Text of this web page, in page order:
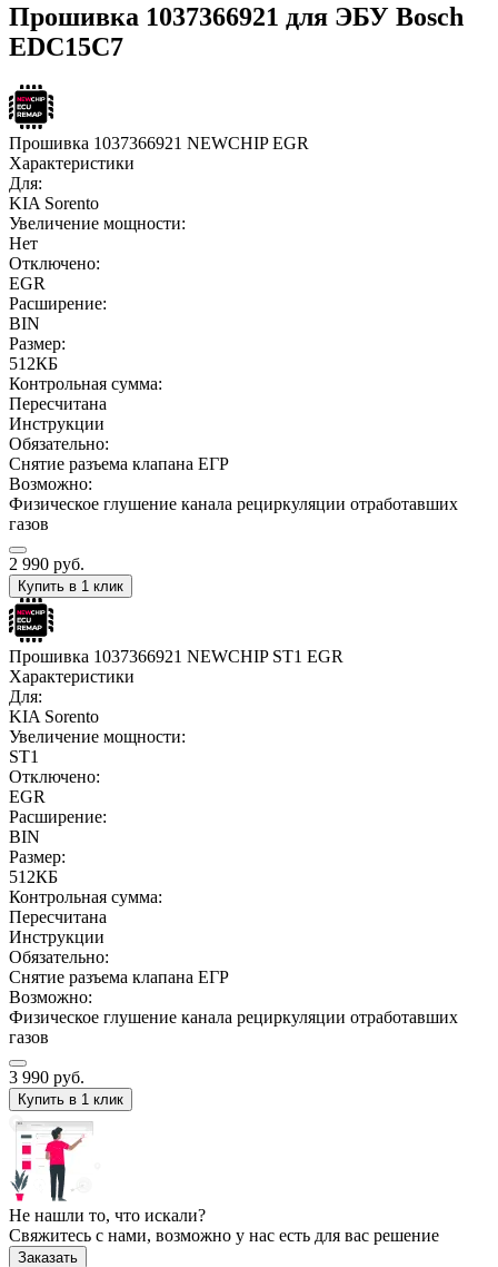
Прошивка 1037366921 для ЭБУ Bosch
EDC15C7
Прошивка 1037366921 NEWCHIP EGR
Характеристики
Для:
KIA Sorento
Увеличение мощности:
Нет
Отключено:
EGR
Расширение:
BIN
Размер:
512КБ
Контрольная сумма:
Пересчитана
Инструкции
Обязательно:
Снятие разъема клапана ЕГР
Возможно:
Физическое глушение канала рециркуляции отработавших
газов
2 990 руб.
Купить в 1 клик
Прошивка 1037366921 NEWCHIP ST1 EGR
Характеристики
Для:
KIA Sorento
Увеличение мощности:
ST1
Отключено:
EGR
Расширение:
BIN
Размер:
512КБ
Контрольная сумма:
Пересчитана
Инструкции
Обязательно:
Снятие разъема клапана ЕГР
Возможно:
Физическое глушение канала рециркуляции отработавших
газов
3 990 руб.
Купить в 1 клик
Не нашли то, что искали?
Свяжитесь с нами, возможно у нас есть для вас решение
Заказать